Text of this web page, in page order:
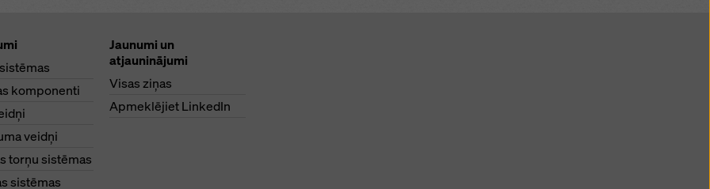
komponenti
veidņi
torņu sistēmas
sistēmas
Jaunumi un
atjauninājumi
Visas ziņas
Apmeklējiet LinkedIn